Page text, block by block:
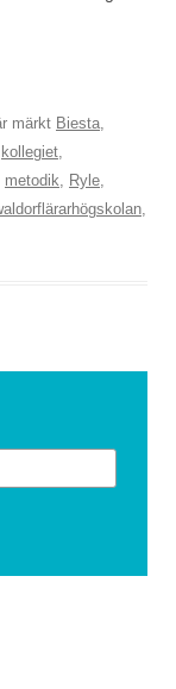
märkt Biesta,
kollegiet,
metodik, Ryle,
,